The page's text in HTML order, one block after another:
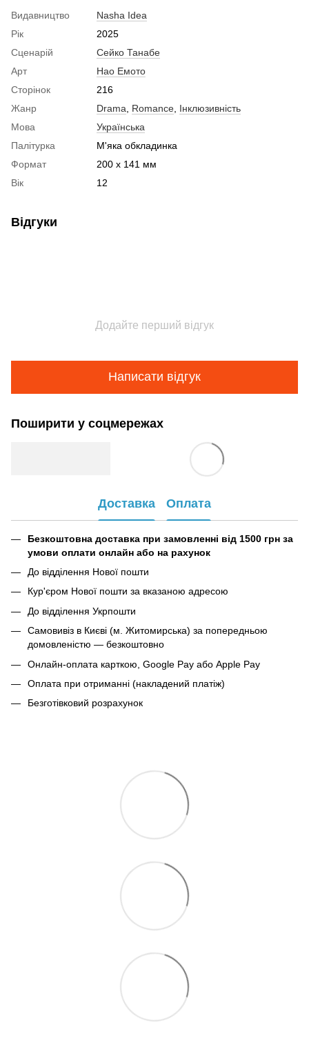
Видавництво
Nasha Idea
Рік
2025
Сценарій
Сейко Танабе
Арт
Нао Емото
Сторінок
216
Жанр
Drama Romance Інклюзивність
Мова
Українська
Палітурка
М'яка обкладинка
Формат
200 x 141 мм
Вік
12
Відгуки
Додайте перший відгук
Написати відгук
Поширити у соцмережах
Доставка Оплата
Безкоштовна доставка при замовленні від 1500 грн за
умови оплати онлайн або на рахунок
До відділення Нової пошти
Кур'єром Нової пошти за вказаною адресою
До відділення Укрпошти
Самовивіз в Києві (м. Житомирська) за попередньою
домовленістю — безкоштовно
Онлайн-оплата карткою, Google Pay або Apple Pay
Оплата при отриманні (накладений платіж)
Безготівковий розрахунок